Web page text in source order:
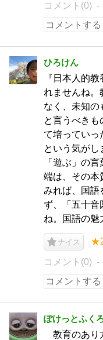
コメント(0)
ひろけん
『日本人的
れませんね。
なく、未知の
と言うべきも
て培っていっ
という気がし
「遊ぶ」の
端は、その本
みれば、国語
ず、「五十音
ね。国語の魅
ナイス
コメント(0)
ぽけっとふく
教育のあり